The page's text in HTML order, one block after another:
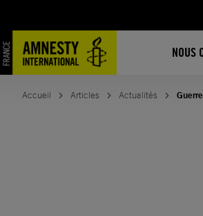
NOUS
contenu
Accueil Articles Actualités